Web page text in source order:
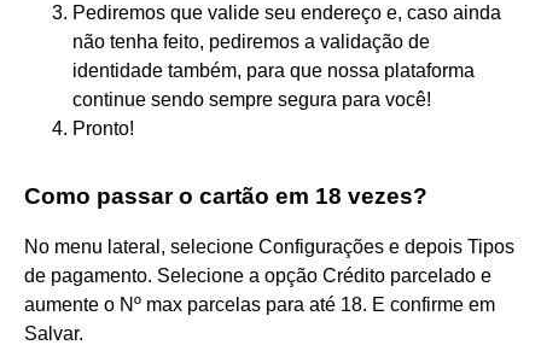
Pediremos que valide seu endereço e, caso ainda
não tenha feito, pediremos a validação de
identidade também, para que nossa plataforma
continue sendo sempre segura para você!
Pronto!
Como passar o cartão em 18 vezes?
No menu lateral, selecione Configurações e depois Tipos
de pagamento. Selecione a opção Crédito parcelado e
aumente o Nº max parcelas para até 18. E confirme em
Salvar.